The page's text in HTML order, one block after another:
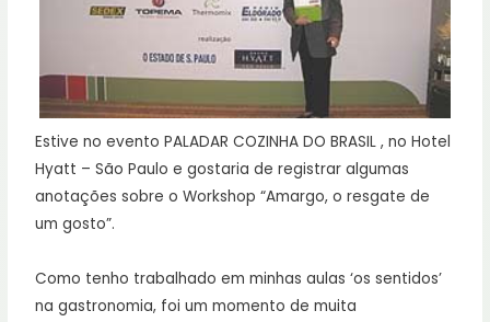
Estive no evento PALADAR COZINHA DO BRASIL , no Hotel
Hyatt – São Paulo e gostaria de registrar algumas
anotações sobre o Workshop “Amargo, o resgate de
um gosto”.
Como tenho trabalhado em minhas aulas ‘os sentidos’
na gastronomia, foi um momento de muita